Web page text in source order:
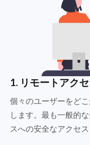
1. リモートアク
個々のユーザーをど
します。最も一般的
スへの安全なアクセス